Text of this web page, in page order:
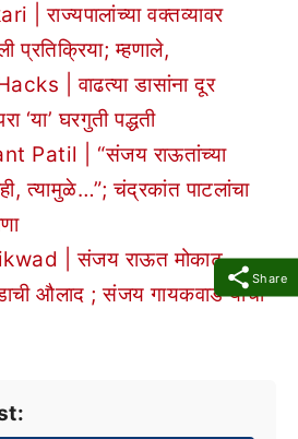
Share
| राज्यपालांच्या वक्तव्यावर
प्रतिक्रिया; म्हणाले,
| वाढत्या डासांना दूर
‘या’ घरगुती पद्धती
Patil | “संजय राऊतांच्या
त्यामुळे…”; चंद्रकांत पाटलांचा
| संजय राऊत मोकाट
औलाद ; संजय गायकवाड यांची